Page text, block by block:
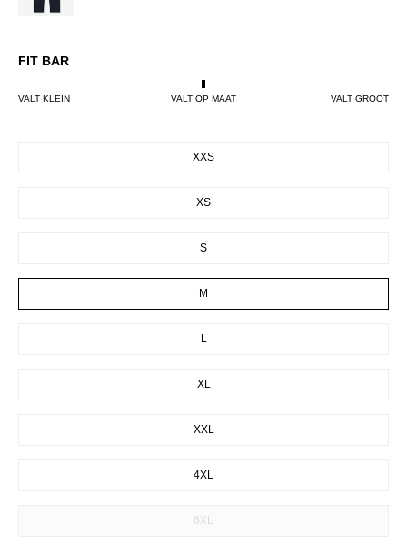
FIT BAR
VALT KLEIN VALT OP MAAT VALT GROOT
XXS
XS
S
M
L
XL
XXL
4XL
6XL